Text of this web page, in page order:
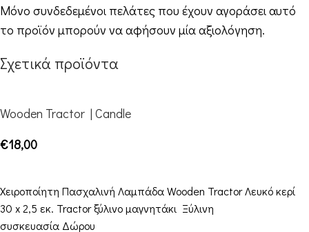
Μόνο συνδεδεμένοι πελάτες που έχουν αγοράσει αυτό
το προϊόν μπορούν να αφήσουν μία αξιολόγηση.
Σχετικά προϊόντα
Wooden Tractor | Candle
€18,00
Χειροποίητη Πασχαλινή Λαμπάδα Wooden Tractor Λευκό κερί
30 x 2,5 εκ. Tractor ξύλινο μαγνητάκι Ξύλινη
συσκευασία Δώρου